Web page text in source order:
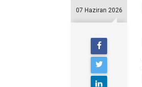
07 Haziran 2026